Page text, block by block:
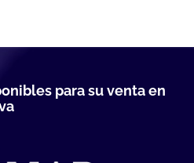
para su venta en